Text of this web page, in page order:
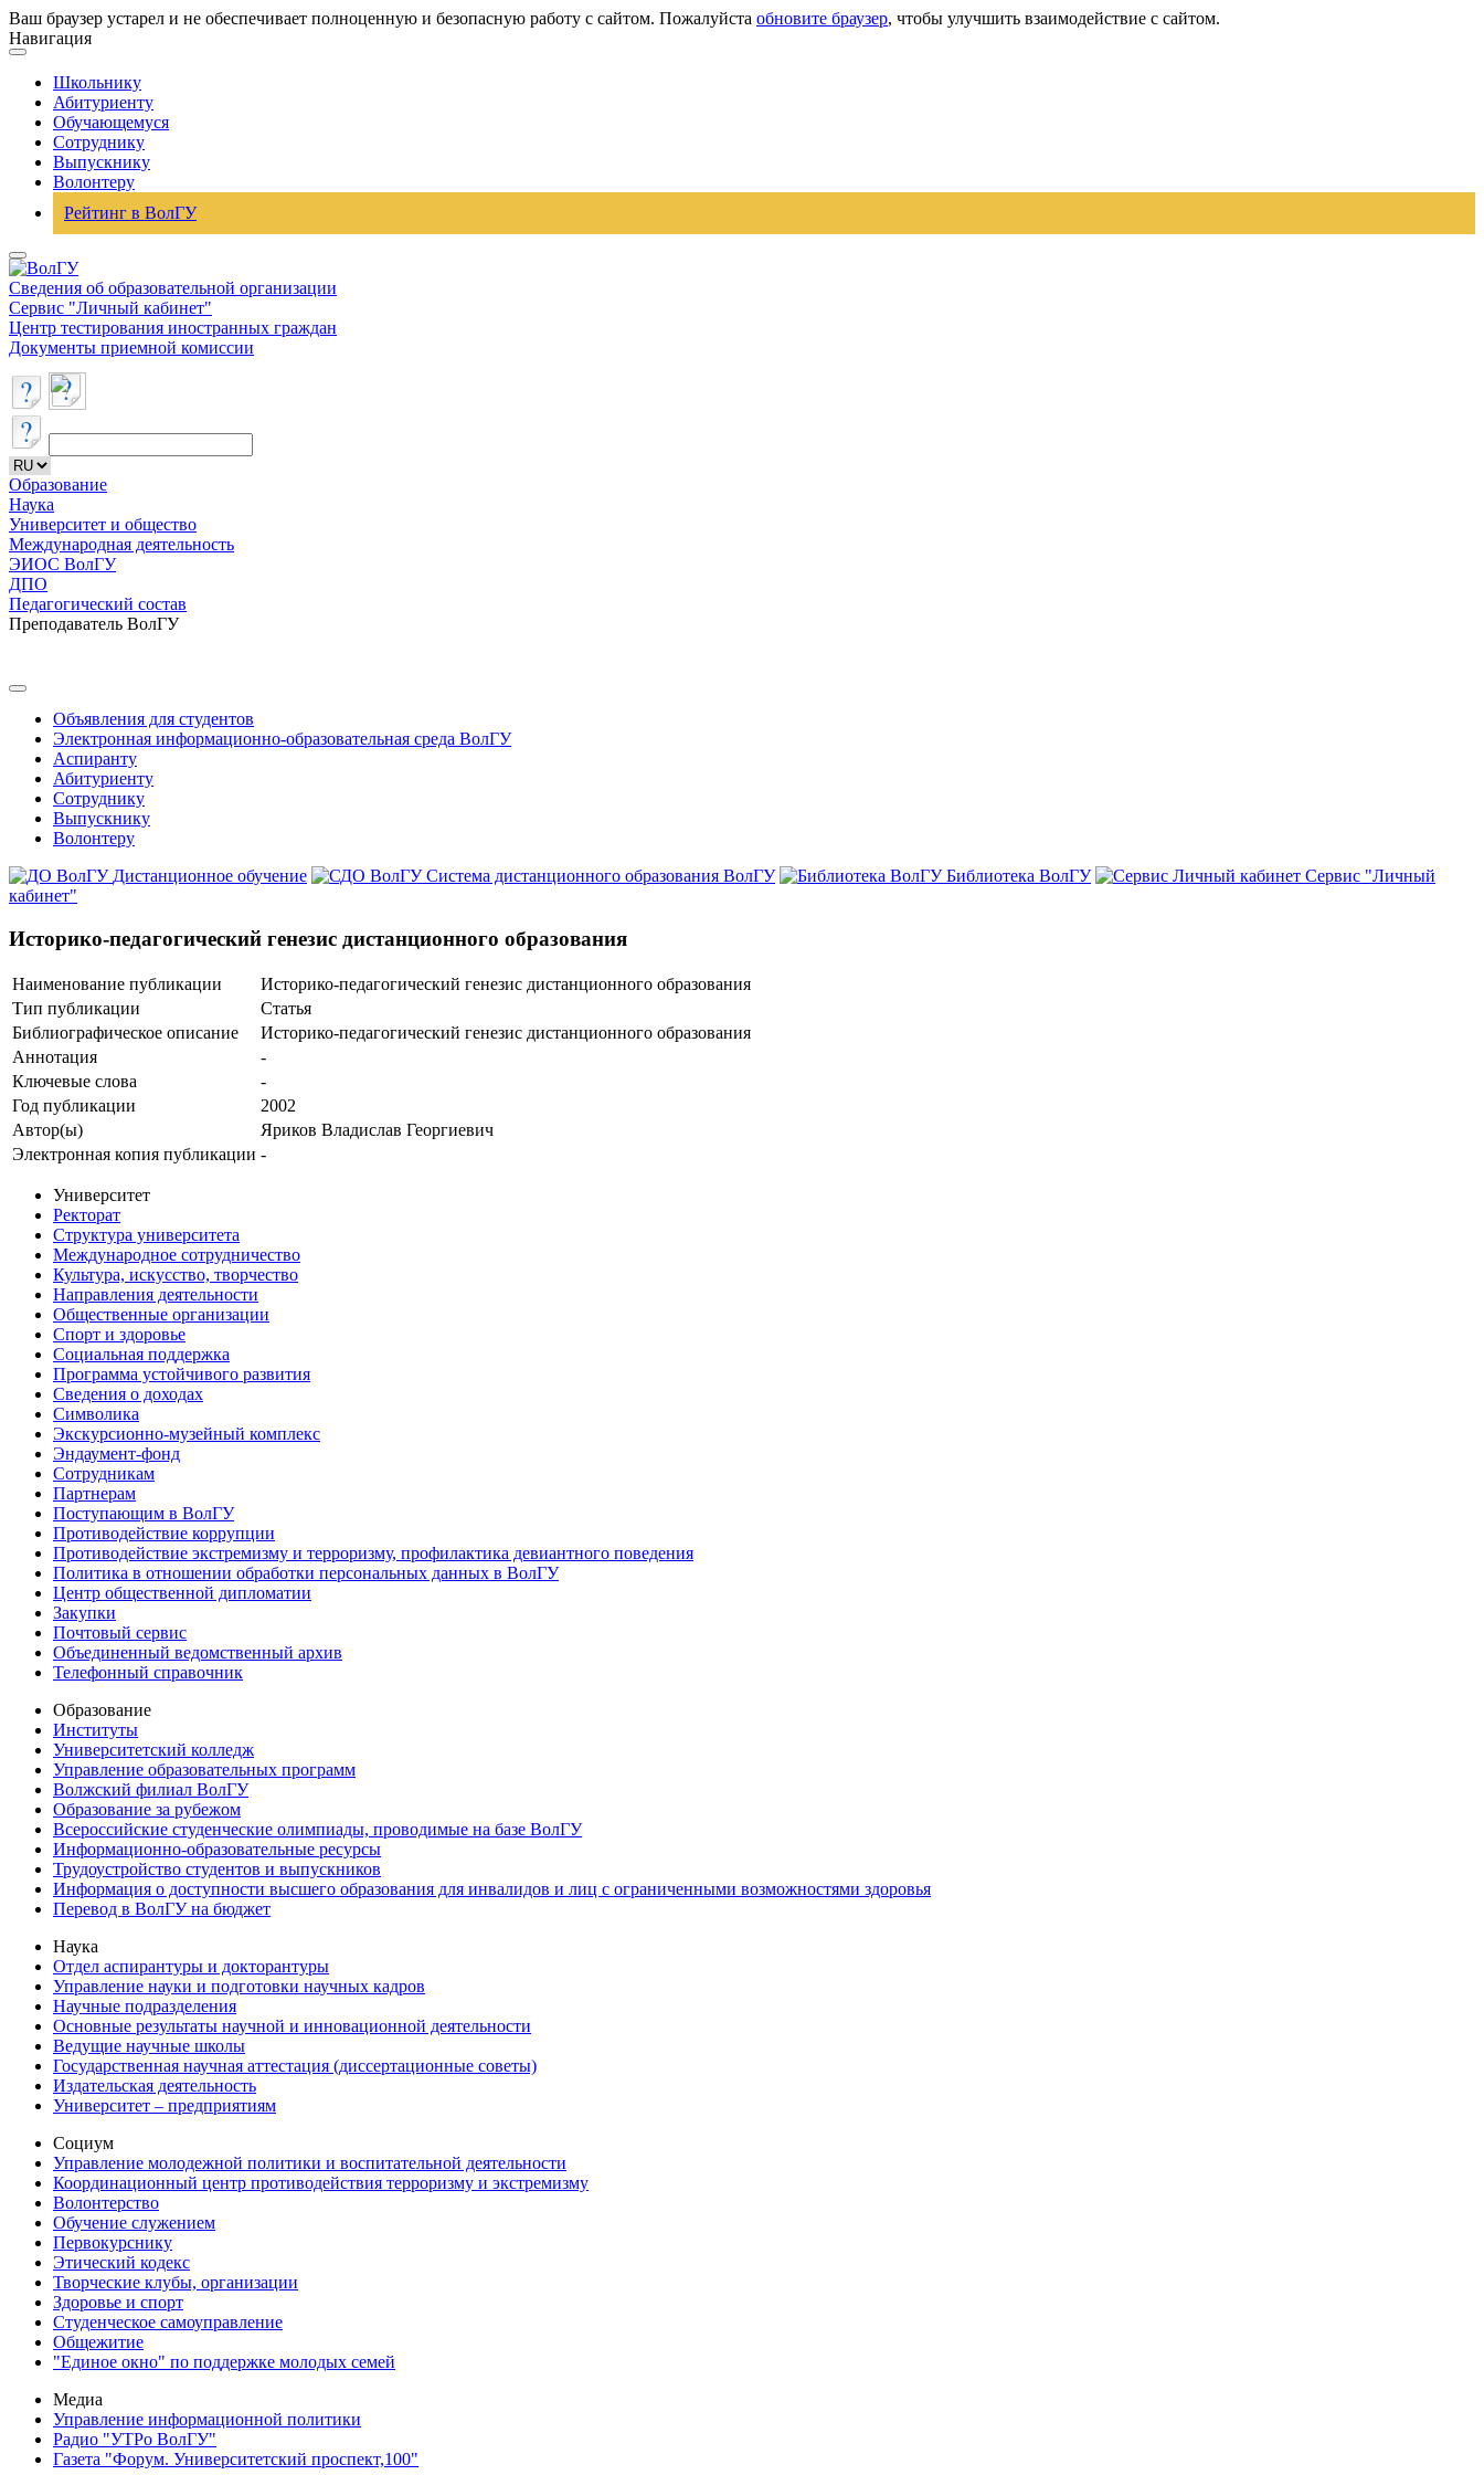
Ваш браузер устарел и не обеспечивает полноценную и безопасную работу с сайтом. Пожалуйста обновите браузер, чтобы улучшить взаимодействие с сайтом.
Навигация
Школьнику
Абитуриенту
Обучающемуся
Сотруднику
Выпускнику
Волонтеру
Рейтинг в ВолГУ
Сведения об образовательной организации
Сервис "Личный кабинет"
Центр тестирования иностранных граждан
Документы приемной комиссии
Образование
Наука
Университет и общество
Международная деятельность
ЭИОС ВолГУ
ДПО
Педагогический состав
Преподаватель ВолГУ
Объявления для студентов
Электронная информационно-образовательная среда ВолГУ
Аспиранту
Абитуриенту
Сотруднику
Выпускнику
Волонтеру
Дистанционное обучение
Система дистанционного образования ВолГУ Библиотека ВолГУ
Сервис "Личный
кабинет"
Историко-педагогический генезис дистанционного образования
Наименование публикации
Историко-педагогический генезис дистанционного образования
Тип публикации
Статья
Библиографическое описание
Историко-педагогический генезис дистанционного образования
Аннотация
-
Ключевые cлова
-
Год публикации
2002
Автор(ы)
Яриков Владислав Георгиевич
Электронная копия публикации -
Университет
Ректорат
Структура университета
Международное сотрудничество
Культура, искусство, творчество
Направления деятельности
Общественные организации
Спорт и здоровье
Социальная поддержка
Программа устойчивого развития
Сведения о доходах
Символика
Экскурсионно-музейный комплекс
Эндаумент-фонд
Сотрудникам
Партнерам
Поступающим в ВолГУ
Противодействие коррупции
Противодействие экстремизму и терроризму, профилактика девиантного поведения
Политика в отношении обработки персональных данных в ВолГУ
Центр общественной дипломатии
Закупки
Почтовый сервис
Объединенный ведомственный архив
Телефонный справочник
Образование
Институты
Университетский колледж
Управление образовательных программ
Волжский филиал ВолГУ
Образование за рубежом
Всероссийские студенческие олимпиады, проводимые на базе ВолГУ
Информационно-образовательные ресурсы
Трудоустройство студентов и выпускников
Информация о доступности высшего образования для инвалидов и лиц с ограниченными возможностями здоровья
Перевод в ВолГУ на бюджет
Наука
Отдел аспирантуры и докторантуры
Управление науки и подготовки научных кадров
Научные подразделения
Основные результаты научной и инновационной деятельности
Ведущие научные школы
Государственная научная аттестация (диссертационные советы)
Издательская деятельность
Университет – предприятиям
Социум
Управление молодежной политики и воспитательной деятельности
Координационный центр противодействия терроризму и экстремизму
Волонтерство
Обучение служением
Первокурснику
Этический кодекс
Творческие клубы, организации
Здоровье и спорт
Студенческое самоуправление
Общежитие
"Единое окно" по поддержке молодых семей
Медиа
Управление информационной политики
Радио "УТРо ВолГУ"
Газета "Форум. Университетский проспект,100"